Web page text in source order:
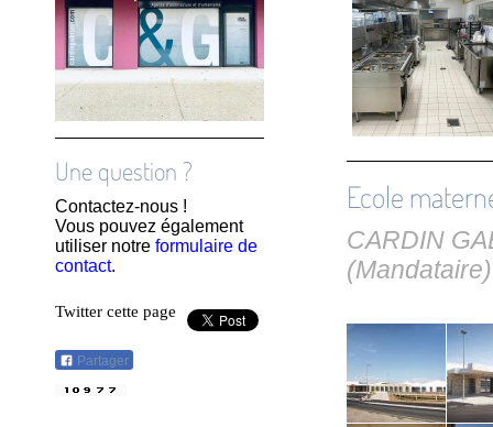
Une question ?
Contactez-nous !
Vous pouvez également
utiliser notre formulaire de
contact.
Twitter cette page
Partager
Ecole
CARDIN
(Mandataire)